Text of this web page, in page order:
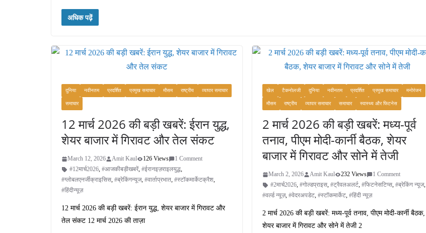
ce
bo
अधिक पढ़ें
दुनिया नवीनतम प्रदर्शित प्रमुख समाचार मौसम राष्ट्रीय व्यापार समाचार
समाचार
12 मार्च 2026 की बड़ी खबरें: ईरान युद्ध,
शेयर बाजार में गिरावट और तेल संकट
March 12, 2026 Amit Kaul 126 Views
1 Comment
#12मार्च2026, #आजकीबड़ीखबरें, #ईरानइज़राइलयुद्ध,
#ग्लोबलएनर्जीक्राइसिस, #ब्रेकिंगन्यूज, #वार्ताप्रभात, #स्टॉकमार्केटक्रैश,
#हिंदीन्यूज़
12 मार्च 2026 की बड़ी खबरें: ईरान युद्ध, शेयर बाजार में गिरावट और
तेल संकट 12 मार्च 2026 की ताज़ा
खेल टैकनोलजी दुनिया नवीनतम प्रदर्शित प्रमुख समाचार मनोरंजन
मौसम राष्ट्रीय व्यापार समाचार समाचार स्वास्थ्य और फिटनेस
2 मार्च 2026 की बड़ी खबरें: मध्य-पूर्व
तनाव, पीएम मोदी-कार्नी बैठक, शेयर
बाजार में गिरावट और सोने में तेजी
March 2, 2026 Amit Kaul 232 Views
1 Comment
#2मार्च2026, #गोल्डप्राइस, #ट्रैवलअलर्ट, #फिटनेसटिप्स, #ब्रेकिंग न्यूज,
#वर्ल्ड न्यूज़, #वेदरअपडेट, #स्टॉकमार्केट, #हिंदी न्यूज़
2 मार्च 2026 की बड़ी खबरें: मध्य-पूर्व तनाव, पीएम मोदी-कार्नी बैठक,
शेयर बाजार में गिरावट और सोने में तेजी 2